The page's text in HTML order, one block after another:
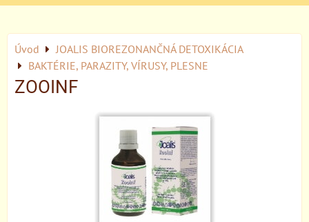
Úvod
JOALIS BIOREZONANČNÁ DETOXIKÁCIA
BAKTÉRIE, PARAZITY, VÍRUSY, PLESNE
ZOOINF